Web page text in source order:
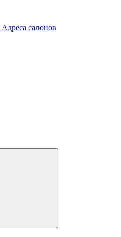
Адреса салонов